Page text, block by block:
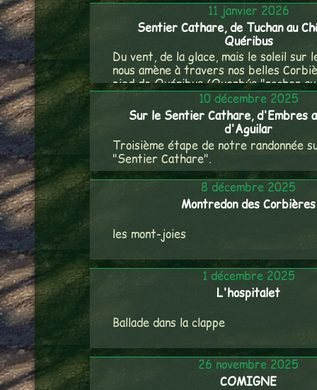
11 janvier 2026
Sentier Cathare, de Tuchan au
Quéribus
Du vent, de la glace, mais le soleil sur
nous amène à travers nos belles
pied de Quéribus (Querbús "rocher
10 décembre 2025
Sur le Sentier Cathare, d'Embres
d'Aguilar
Troisième étape de notre randonnée
"Sentier Cathare".
8 décembre 2025
Montredon des Corbières
les mont-joies
1 décembre 2025
L'hospitalet
Ballade dans la clappe
26 novembre 2025
COMIGNE